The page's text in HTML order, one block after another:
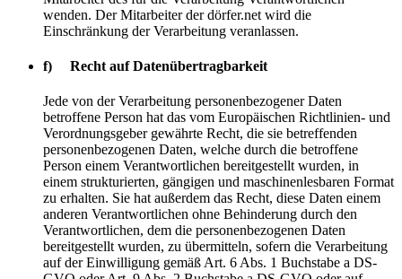
wenden. Der Mitarbeiter der dörfer.net wird die
Einschränkung der Verarbeitung veranlassen.
f) Recht auf Datenübertragbarkeit
Jede von der Verarbeitung personenbezogener Daten
betroffene Person hat das vom Europäischen Richtlinien- und
Verordnungsgeber gewährte Recht, die sie betreffenden
personenbezogenen Daten, welche durch die betroffene
Person einem Verantwortlichen bereitgestellt wurden, in
einem strukturierten, gängigen und maschinenlesbaren Format
zu erhalten. Sie hat außerdem das Recht, diese Daten einem
anderen Verantwortlichen ohne Behinderung durch den
Verantwortlichen, dem die personenbezogenen Daten
bereitgestellt wurden, zu übermitteln, sofern die Verarbeitung
auf der Einwilligung gemäß Art. 6 Abs. 1 Buchstabe a DS-